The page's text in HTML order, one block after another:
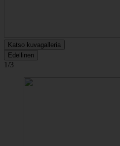
Katso kuvagalleria
Edellinen
1/3